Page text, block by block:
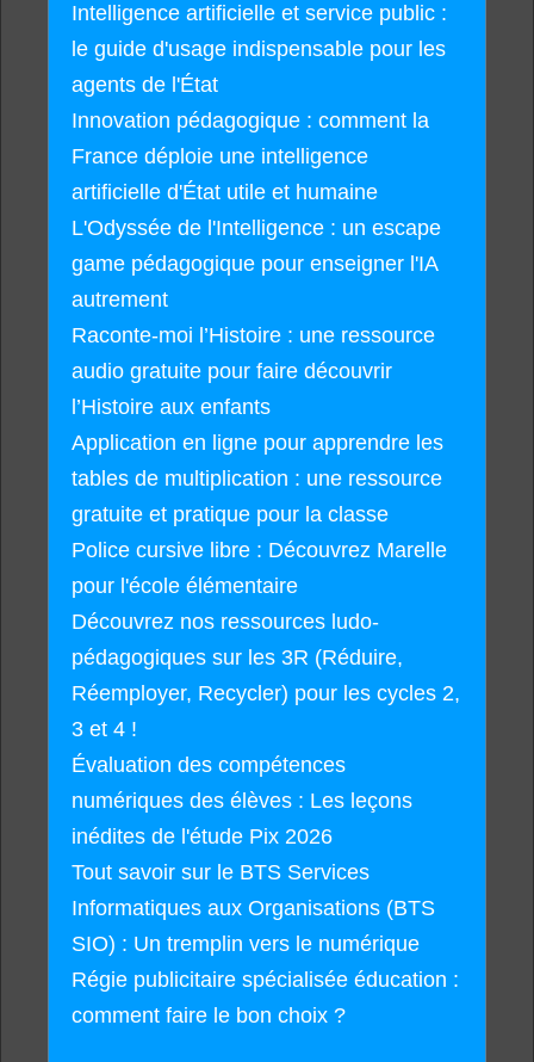
Intelligence artificielle et service public :
le guide d'usage indispensable pour les
agents de l'État
Innovation pédagogique : comment la
France déploie une intelligence
artificielle d'État utile et humaine
L'Odyssée de l'Intelligence : un escape
game pédagogique pour enseigner l'IA
autrement
Raconte-moi l’Histoire : une ressource
audio gratuite pour faire découvrir
l’Histoire aux enfants
Application en ligne pour apprendre les
tables de multiplication : une ressource
gratuite et pratique pour la classe
Police cursive libre : Découvrez Marelle
pour l'école élémentaire
Découvrez nos ressources ludo-
pédagogiques sur les 3R (Réduire,
Réemployer, Recycler) pour les cycles 2,
3 et 4 !
Évaluation des compétences
numériques des élèves : Les leçons
inédites de l'étude Pix 2026
Tout savoir sur le BTS Services
Informatiques aux Organisations (BTS
SIO) : Un tremplin vers le numérique
Régie publicitaire spécialisée éducation :
comment faire le bon choix ?